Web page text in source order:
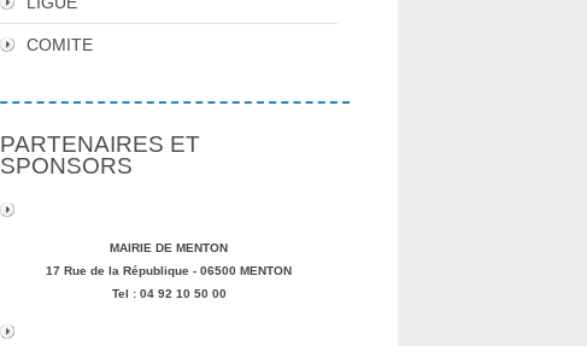
COMITE
PARTENAIRES ET
SPONSORS
MAIRIE DE MENTON
17 Rue de la République - 06500 MENTON
Tel : 04 92 10 50 00